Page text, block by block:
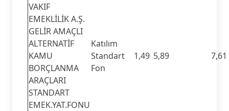
VAKIF
EMEKLİLİK A.Ş.
GELİR AMAÇLI
ALTERNATİF
KAMU
BORÇLANMA
ARAÇLARI
STANDART
EMEK.YAT.FONU
Katılım
Standart
Fon
1,49 5,89 7,61